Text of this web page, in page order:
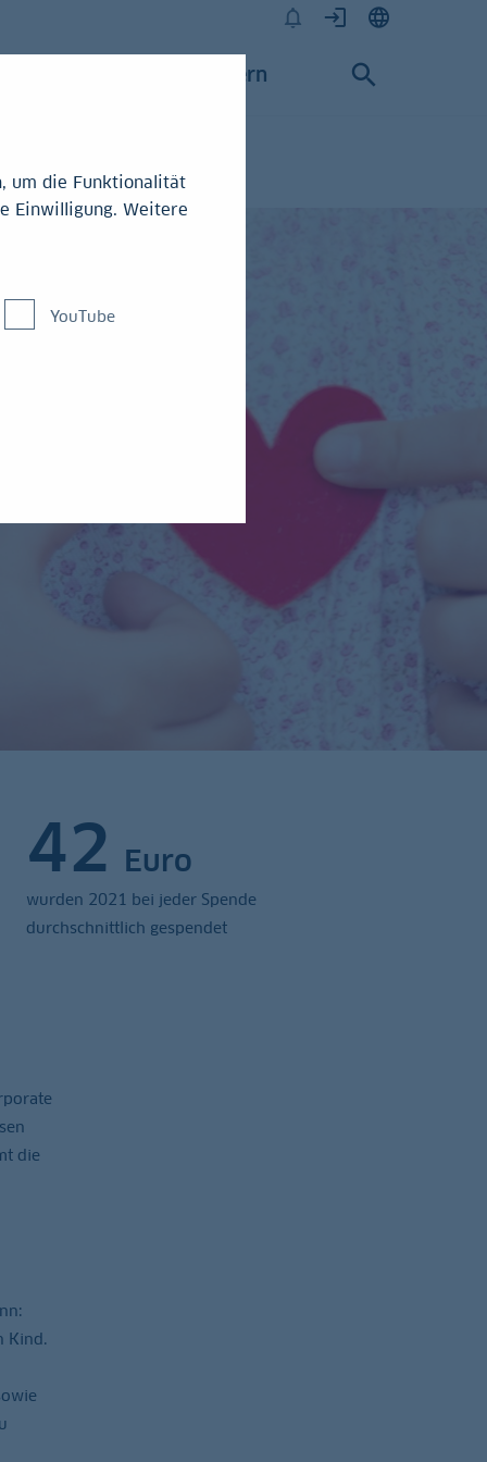
Konzern
42 Euro
wurden 2021 bei jeder Spende
durchschnittlich gespendet
die
Kind.
um die Funktionalität
Einwilligung. Weitere
YouTube